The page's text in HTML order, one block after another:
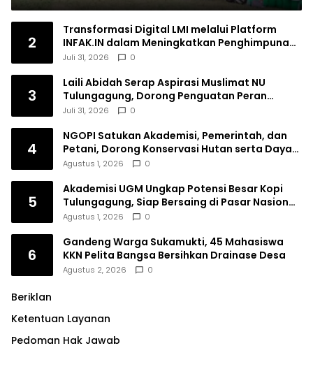
2
Transformasi Digital LMI melalui Platform
INFAK.IN dalam Meningkatkan Penghimpunan
Dana Filantropi Islam
Juli 31, 2026 0
3
Laili Abidah Serap Aspirasi Muslimat NU
Tulungagung, Dorong Penguatan Peran
Perempuan
Juli 31, 2026 0
4
NGOPI Satukan Akademisi, Pemerintah, dan
Petani, Dorong Konservasi Hutan serta Daya
Saing Kopi Tulungagung
Agustus 1, 2026 0
5
Akademisi UGM Ungkap Potensi Besar Kopi
Tulungagung, Siap Bersaing di Pasar Nasional
hingga Dunia
Agustus 1, 2026 0
6
Gandeng Warga Sukamukti, 45 Mahasiswa
KKN Pelita Bangsa Bersihkan Drainase Desa
Agustus 2, 2026 0
Beriklan
Ketentuan Layanan
Pedoman Hak Jawab